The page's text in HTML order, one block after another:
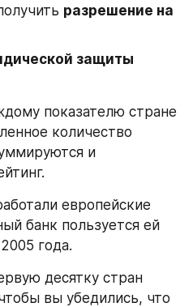
разрешение на
защиты
показателю стране
количество
и
европейские
банк пользуется ей
года.
десятку стран
вы убедились, что